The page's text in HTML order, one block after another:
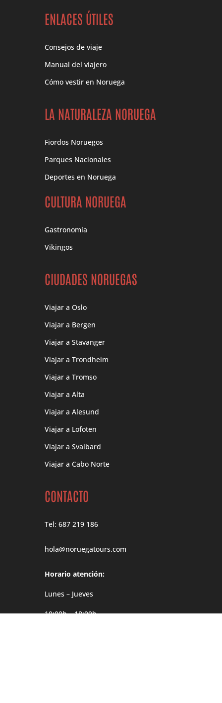
ENLACES ÚTILES
Consejos de viaje
Manual del viajero
Cómo vestir en Noruega
LA NATURALEZA NORUEGA
Fiordos Noruegos
Parques Nacionales
Deportes en Noruega
CULTURA NORUEGA
Gastronomía
Vikingos
CIUDADES NORUEGAS
Viajar a Oslo
Viajar a Bergen
Viajar a Stavanger
Viajar a Trondheim
Viajar a Tromso
Viajar a Alta
Viajar a Alesund
Viajar a Lofoten
Viajar a Svalbard
Viajar a Cabo Norte
CONTACTO
Tel: 687 219 186
hola@noruegatours.com
Horario atención:
Lunes – Jueves
10:00h – 18:00h